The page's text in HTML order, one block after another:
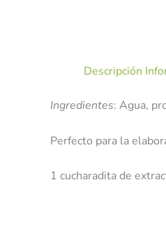
Descripción
Ingredientes: Agua,
Perfecto para la
1 cucharadita de